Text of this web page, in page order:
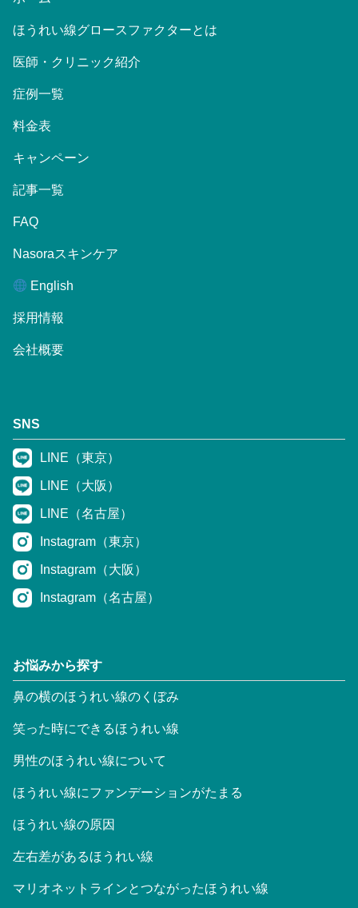
ほうれい線グロースファクターとは
医師・クリニック紹介
症例一覧
料金表
キャンペーン
記事一覧
FAQ
Nasoraスキンケア
English
採用情報
会社概要
SNS
LINE（東京）
LINE（大阪）
LINE（名古屋）
Instagram（東京）
Instagram（大阪）
Instagram（名古屋）
お悩みから探す
鼻の横のほうれい線のくぼみ
笑った時にできるほうれい線
男性のほうれい線について
ほうれい線にファンデーションがたまる
ほうれい線の原因
左右差があるほうれい線
マリオネットラインとつながったほうれい線